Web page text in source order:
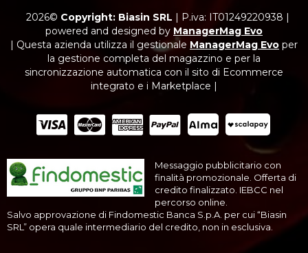
2026© Copyright: Biasin SRL | P.iva: IT01249220938 |
powered and designed by ManagerMag Evo
| Questa azienda utilizza il gestionale ManagerMag Evo per
la gestione completa del magazzino e per la
sincronizzazione automatica con il sito di Ecommerce
integrato e i Marketplace |
Messaggio pubblicitario con
finalità promozionale. Offerta di
credito finalizzato. IEBCC nel
percorso online.
Salvo approvazione di Findomestic Banca S.p.A. per cui “Biasin
SRL” opera quale intermediario del credito, non in esclusiva.